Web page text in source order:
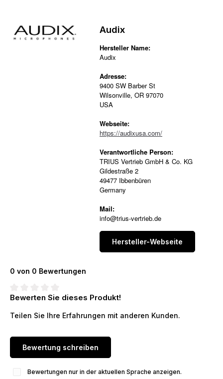
Audix
Hersteller Name:
Audix
Adresse:
9400 SW Barber St
Wilsonville, OR 97070
USA
Webseite:
https://audixusa.com/
Verantwortliche Person:
TRIUS Vertrieb GmbH & Co. KG
Gildestraße 2
49477 Ibbenbüren
Germany
Mail:
info@trius-vertrieb.de
Hersteller-Webseite
0 von 0 Bewertungen
Durchschnittliche Bewertung von 0 von 5 Sternen
Bewerten Sie dieses Produkt!
Teilen Sie Ihre Erfahrungen mit anderen Kunden.
Bewertung schreiben
Bewertungen nur in der aktuellen Sprache anzeigen.